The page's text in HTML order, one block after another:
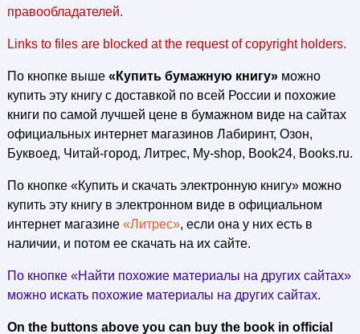
правообладателей.
Links to files are blocked at the request of copyright holders.
По кнопке выше «Купить бумажную книгу»можно
купить эту книгу с доставкой по всей России и похожие
книги по самой лучшей цене в бумажном виде на сайтах
официальных интернет магазинов Лабиринт, Озон,
Буквоед, Читай-город, Литрес, My-shop, Book24, Books.ru.
По кнопке «Купить и скачать электронную книгу» можно
купить эту книгу в электронном виде в официальном
интернет магазине «Литрес», если она у них есть в
наличии, и потом ее скачать на их сайте.
По кнопке «Найти похожие материалы на других сайтах»
можно искать похожие материалы на других сайтах.
On the buttons above you can buy the book in official